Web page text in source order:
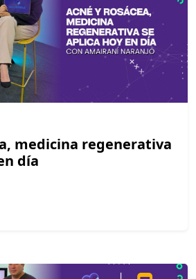
medicina regenerativa
día